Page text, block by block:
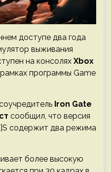
доступе два года
выживания
на консолях Xbox
программы Game
Iron Gate
сообщил, что версия
содержит два режима
более высокую